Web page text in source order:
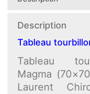
Description
Tableau
Tableau
Magma
Laurent